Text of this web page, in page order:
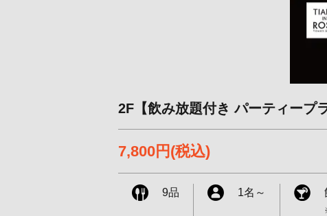
2F【飲み放題付き パーティープ
7,800円 (税込)
9品 1名 ～